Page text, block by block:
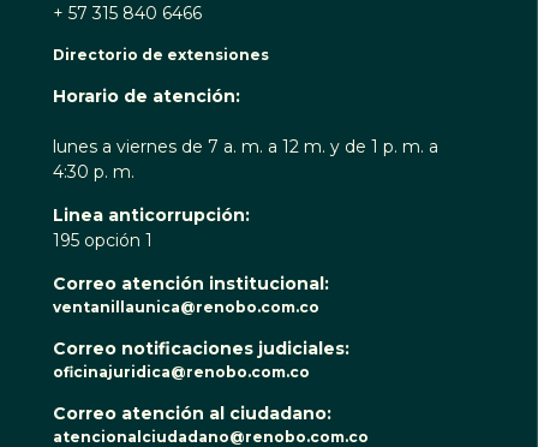
+ 57 315 840 6466
Directorio de extensiones
Horario de atención:
lunes a viernes de 7 a. m. a 12 m. y de 1 p. m. a
4:30 p. m.
Linea anticorrupción:
195 opción 1
Correo atención institucional:
ventanillaunica@renobo.com.co
Correo notificaciones judiciales:
oficinajuridica@renobo.com.co
Correo atención al ciudadano:
atencionalciudadano@renobo.com.co